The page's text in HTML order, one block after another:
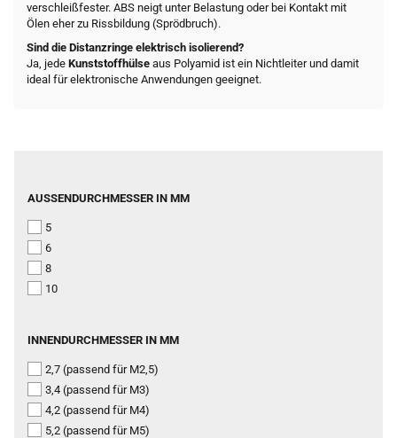
verschleißfester. ABS neigt unter Belastung oder bei Kontakt mit
Ölen eher zu Rissbildung (Sprödbruch).
Sind die Distanzringe elektrisch isolierend?
Ja, jede Kunststoffhülse aus Polyamid ist ein Nichtleiter und damit
ideal für elektronische Anwendungen geeignet.
AUSSENDURCHMESSER
AUSSENDURCHMESSER IN MM
5
6
8
10
INNENDURCHMESSER
MM
INNENDURCHMESSER IN MM
2,7 (passend für M2,5)
3,4 (passend für M3)
4,2 (passend für M4)
5,2 (passend für M5)